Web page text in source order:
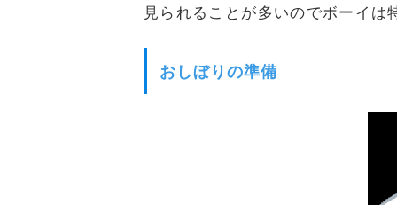
見られることが多いのでボーイ
おしぼりの準備